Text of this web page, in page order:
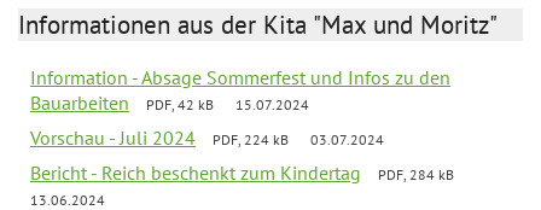
Informationen aus der Kita "Max und Moritz"
Information - Absage Sommerfest und Infos zu den
Bauarbeiten
PDF, 42 kB 15.07.2024
Vorschau - Juli 2024 PDF, 224 kB 03.07.2024
Bericht - Reich beschenkt zum Kindertag
PDF, 284 kB
13.06.2024